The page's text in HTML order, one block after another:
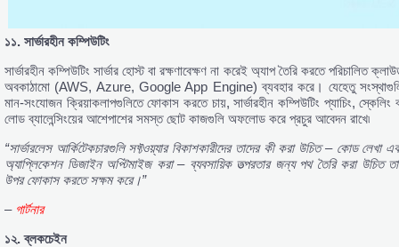
১১. সার্ভারহীনকম্পিউটিং
সার্ভারহীন কম্পিউটিং সার্ভার হোস্ট বা রক্ষণাবেক্ষণ না করেই অ্যাপ তৈরি করতে পরিচালিত
অবকাঠামো (AWS, Azure, Google App Engine) ব্যবহার করে। যেহেতু
মান-সংযোজন ক্রিয়াকলাপগুলিতে ফোকাস করতে চায়, সার্ভারহীন কম্পিউটিং প্যাচিং, স্কেলিং
লোড ব্যালেন্সিংয়ের আশেপাশের সমস্ত ছোট কাজগুলি অফলোড করে প্রচুর আবেদন রাখে৷
“সার্ভারলেস আর্কিটেকচারগুলিসফ্টওয়্যার বিকাশকারীদের তাদের কীকরা উচিত – কোডলেখা
অ্যাপ্লিকেশন ডিজাইন অপ্টিমাইজ করা – ব্যবসায়িক তত্পরতার জন্য পথ তৈরি করা উচিত
উপরফোকাসকরতেসক্ষমকরে।”
– গার্টনার
১২.ব্লকচেইন